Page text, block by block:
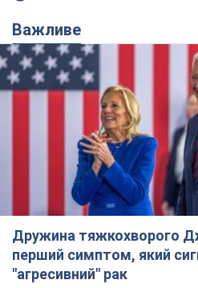
Важливе
Дружина тяжкохворого
перший симптом, який
"агресивний" рак